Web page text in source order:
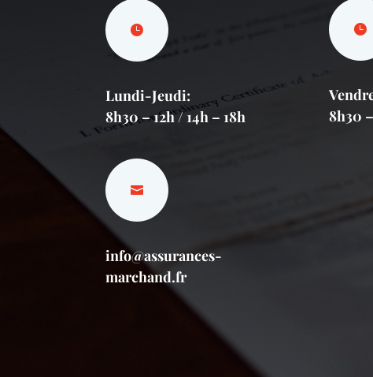
Lundi-Jeudi:
8h30 – 12h / 14h – 18h
info@assurances-
marchand.fr
8h30